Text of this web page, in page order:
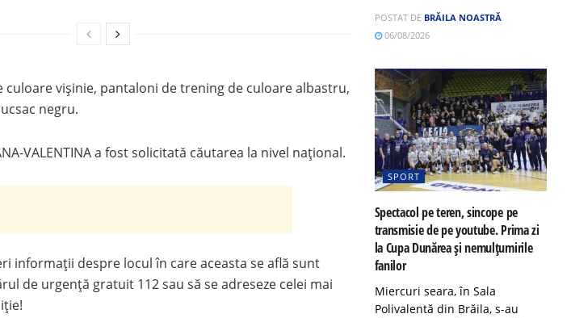
culoare vișinie, pantaloni de trening de culoare albastru,
negru.
VALENTINA a fost solicitată căutarea la nivel naţional.
informaţii despre locul în care aceasta se află sunt
de urgenţă gratuit 112 sau să se adreseze celei mai
POSTAT DE BRĂILA NOASTRĂ
06/08/2026
SPORT
Spectacol pe teren, sincope pe
transmisie de pe youtube. Prima zi
la Cupa Dunărea și nemulțumirile
fanilor
Miercuri seara, în Sala
Polivalentă din Brăila, s-au